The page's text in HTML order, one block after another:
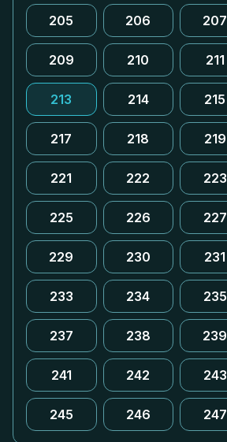
205 206 207
209 210 211
213 214 215
217 218 219
221 222 223
225 226 227
229 230 231
233 234 235
237 238 239
241 242 243
245 246 247